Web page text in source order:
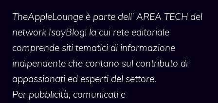
TheAppleLounge è parte dell' AREA TECH del
network IsayBlog! la cui rete editoriale
comprende siti tematici di informazione
indipendente che contano sul contributo di
appassionati ed esperti del settore.
Per pubblicità, comunicati e